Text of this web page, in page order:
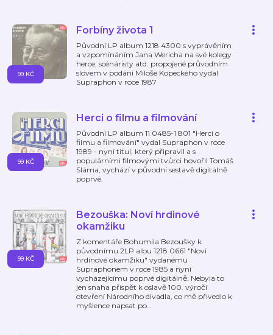
Forbíny života 1
Původní LP album 1218 4300 s vyprávěním
a vzpomínáním Jana Wericha na své kolegy
herce, scénáristy atd. propojené průvodním
slovem v podání Miloše Kopeckého vydal
Supraphon v roce 1987
99 KČ
Herci o filmu a filmování
Původní LP album 11 0485-1 801 "Herci o
filmu a filmování" vydal Supraphon v roce
1989 - nyní titul, který připravil a s
populárními filmovými tvůrci hovořil Tomáš
Sláma, vychází v původní sestavě digitálně
poprvé.
99 KČ
Bezouška: Noví hrdinové
okamžiku
Z komentáře Bohumila Bezoušky k
původnímu 2LP albu 1218 0661 "Noví
hrdinové okamžiku" vydanému
Supraphonem v roce 1985 a nyní
vycházejícímu poprvé digitálně: Nebyla to
jen snaha přispět k oslavě 100. výročí
otevření Národního divadla, co mě přivedlo k
myšlence napsat po…
99 KČ